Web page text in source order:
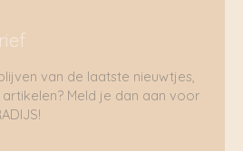
van de laatste nieuwtjes,
Meld je dan aan voor